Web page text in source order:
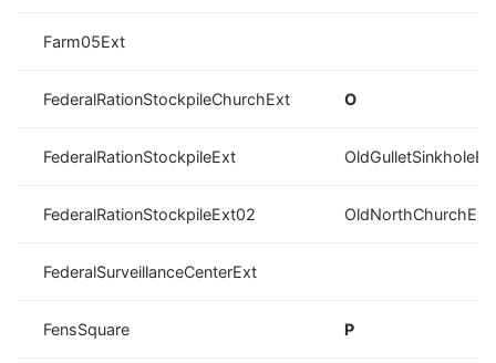
Farm05Ext
FederalRationStockpileChurchExt O
FederalRationStockpileExt
FederalRationStockpileExt02 OldNorthChurchExt
FederalSurveillanceCenterExt
FensSquare P